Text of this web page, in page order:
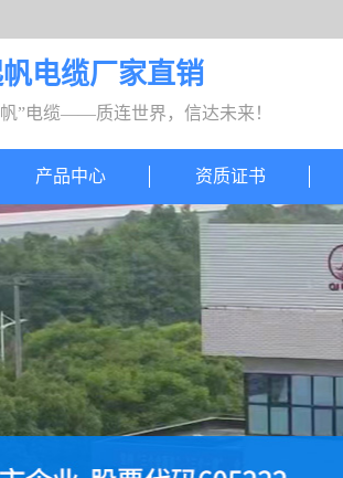
电缆厂家直销
”电缆——质连世界，信达未来！
产品中心 资质证书